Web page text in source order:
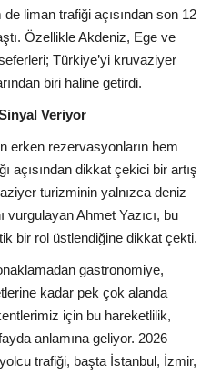
liman trafiği açısından son 12
Özellikle Akdeniz, Ege ve
Türkiye’yi kruvaziyer
biri haline getirdi.
Veriyor
erken rezervasyonların hem
açısından dikkat çekici bir artış
turizminin yalnızca deniz
vurgulayan Ahmet Yazıcı, bu
bir rol üstlendiğine dikkat çekti.
gastronomiye,
kadar pek çok alanda
için bu hareketlilik,
anlamına geliyor. 2026
trafiği, başta İstanbul, İzmir,